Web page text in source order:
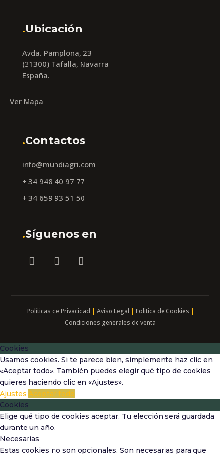
.Ubicación
Avda. Pamplona, 23
(31300) Tafalla, Navarra
España.
Ver Mapa
.Contactos
info@mundiagri.com
+ 34 948 40 97 77
+ 34 659 93 51 50
.Síguenos en
Políticas de Privacidad | Aviso Legal | Politica de Cookies |
Condiciones generales de venta
Cookies
Usamos cookies. Si te parece bien, simplemente haz clic en
«Aceptar todo». También puedes elegir qué tipo de cookies
quieres haciendo clic en «Ajustes».
Ajustes Aceptar todo
Cookies
Elige qué tipo de cookies aceptar. Tu elección será guardada
durante un año.
Necesarias
Estas cookies no son opcionales. Son necesarias para que